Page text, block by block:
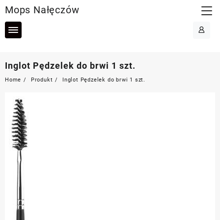
to
content
Mops Nałęczów
Inglot Pędzelek do brwi 1 szt.
Home Produkt Inglot Pędzelek do brwi 1 szt.